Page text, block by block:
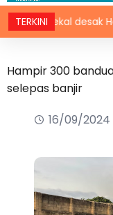
TERKINI
kekal desak
Hampir 300
selepas banjir
16/09/2024